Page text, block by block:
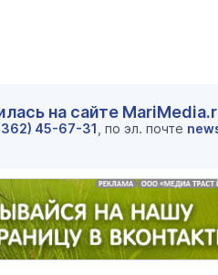
на сайте
45-67-31 , по эл. почте